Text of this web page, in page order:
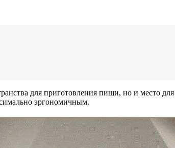
для приготовления пищи, но и место
эргономичным.